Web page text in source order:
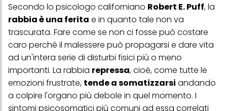
Secondo lo psicologo californiano Robert E. Puff, la
rabbia è una ferita e in quanto tale non va
trascurata. Fare come se non ci fosse può costare
caro perché il malessere può propagarsi e dare vita
ad un'intera serie di disturbi fisici più o meno
importanti. La rabbia repressa, cioè, come tutte le
emozioni frustrate, tende a somatizzarsi andando
a colpire l'organo più debole in quel momento. I
sintomi psicosomatici più comuni ad essa correlati